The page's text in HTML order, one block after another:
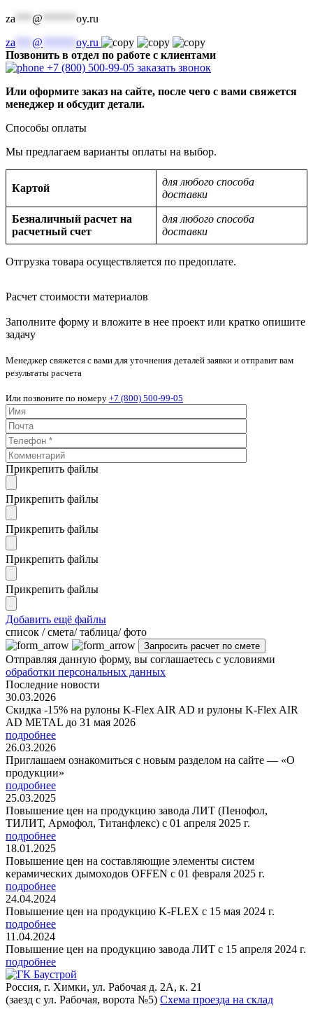
za @
oy.ru
za
@
oy.ru
Позвонить в отдел по работе с клиентами
+7 (800) 500-99-05 заказать звонок
Или оформите заказ на сайте, после чего с вами свяжется
менеджер и обсудит детали.
Способы оплаты
Мы предлагаем варианты оплаты на выбор.
Картой
для любого способа
доставки
Безналичный расчет на
расчетный счет
для любого способа
доставки
Отгрузка товара осуществляется по предоплате.
Расчет стоимости материалов
Заполните форму и вложите в нее проект или кратко опишите
задачу
Менеджер свяжется с вами для уточнения деталей заявки и отправит вам
результаты расчета
Или позвоните по номеру +7 (800) 500-99-05
Прикрепить файлы
Прикрепить файлы
Прикрепить файлы
Прикрепить файлы
Прикрепить файлы
Добавить ещё файлы
cписок / смета/ таблица/ фото
Отправляя данную форму, вы соглашаетесь с условиями
обработки персональных данных
Последние новости
30.03.2026
Скидка -15% на рулоны K-Flex AIR AD и рулоны K-Flex AIR
AD METAL до 31 мая 2026
подробнее
26.03.2026
Приглашаем ознакомиться с новым разделом на сайте — «О
продукции»
подробнее
25.03.2025
Повышение цен на продукцию завода ЛИТ (Пенофол,
ТИЛИТ, Армофол, Титанфлекс) с 01 апреля 2025 г.
подробнее
18.01.2025
Повышение цен на составляющие элементы систем
керамических дымоходов OFFEN с 01 февраля 2025 г.
подробнее
24.04.2024
Повышение цен на продукцию K-FLEX с 15 мая 2024 г.
подробнее
11.04.2024
Повышение цен на продукцию завода ЛИТ с 15 апреля 2024 г.
подробнее
Россия, г. Химки, ул. Рабочая д. 2А, к. 21
(заезд с ул. Рабочая, ворота №5) Схема проезда на склад